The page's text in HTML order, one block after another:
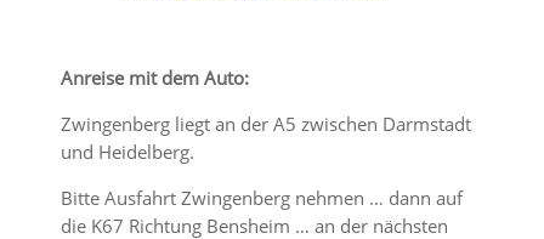
Anreise mit dem Auto:
Zwingenberg liegt an der A5 zwischen Darmstadt
und Heidelberg.
Bitte Ausfahrt Zwingenberg nehmen … dann auf
die K67 Richtung Bensheim … an der nächsten